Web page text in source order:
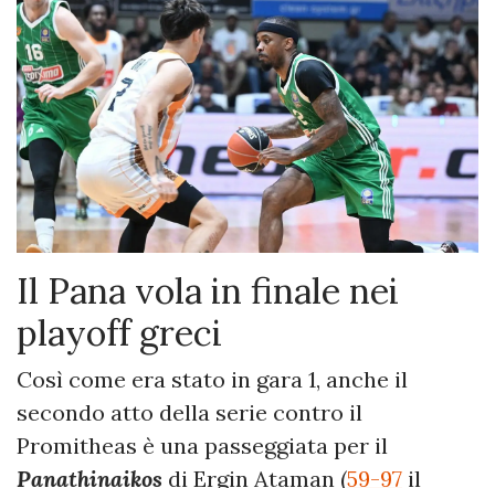
Il Pana vola in finale nei
playoff greci
Così come era stato in gara 1, anche il
secondo atto della serie contro il
Promitheas è una passeggiata per il
Panathinaikos di Ergin Ataman (59-97 il